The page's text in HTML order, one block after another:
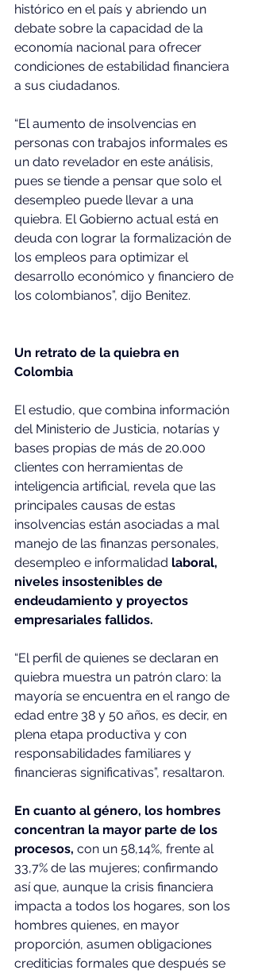
histórico en el país y abriendo un
debate sobre la capacidad de la
economía nacional para ofrecer
condiciones de estabilidad financiera
a sus ciudadanos.
“El aumento de insolvencias en
personas con trabajos informales es
un dato revelador en este análisis,
pues se tiende a pensar que solo el
desempleo puede llevar a una
quiebra. El Gobierno actual está en
deuda con lograr la formalización de
los empleos para optimizar el
desarrollo económico y financiero de
los colombianos”, dijo Benitez.
Un retrato de la quiebra en
Colombia
El estudio, que combina información
del Ministerio de Justicia, notarías y
bases propias de más de 20.000
clientes con herramientas de
inteligencia artificial, revela que las
principales causas de estas
insolvencias están asociadas a mal
manejo de las finanzas personales,
desempleo e informalidad laboral,
niveles insostenibles de
endeudamiento y proyectos
empresariales fallidos.
“El perfil de quienes se declaran en
quiebra muestra un patrón claro: la
mayoría se encuentra en el rango de
edad entre 38 y 50 años, es decir, en
plena etapa productiva y con
responsabilidades familiares y
financieras significativas”, resaltaron.
En cuanto al género, los hombres
concentran la mayor parte de los
procesos, con un 58,14%, frente al
33,7% de las mujeres; confirmando
así que, aunque la crisis financiera
impacta a todos los hogares, son los
hombres quienes, en mayor
proporción, asumen obligaciones
crediticias formales que después se